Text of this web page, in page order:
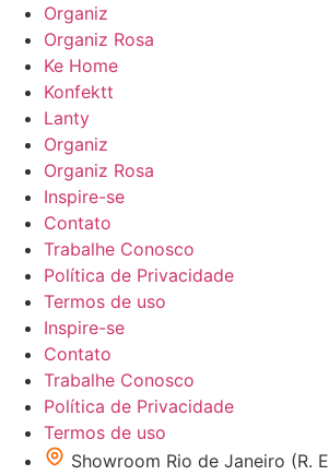
Organiz
Organiz Rosa
Ke Home
Konfektt
Lanty
Organiz
Organiz Rosa
Inspire-se
Contato
Trabalhe Conosco
Política de Privacidade
Termos de uso
Inspire-se
Contato
Trabalhe Conosco
Política de Privacidade
Termos de uso
Showroom Rio de Janeiro (R.